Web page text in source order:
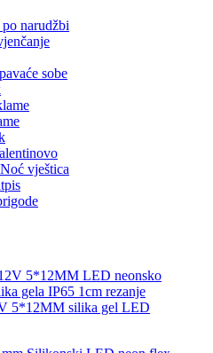
narudžbi
sobe
vještica
5*12MM silika gel LED